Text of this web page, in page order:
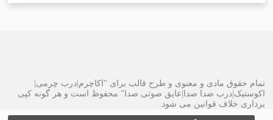
تمام حقوق مادی و معنوی و طرح قالب برای "اکاچرم|درب چرمی|
اکوستیک|درب ضدا صدا|عایق صوتی صدا" محفوظ است و هر گونه کپی
برداری خلاف قوانین می شود.